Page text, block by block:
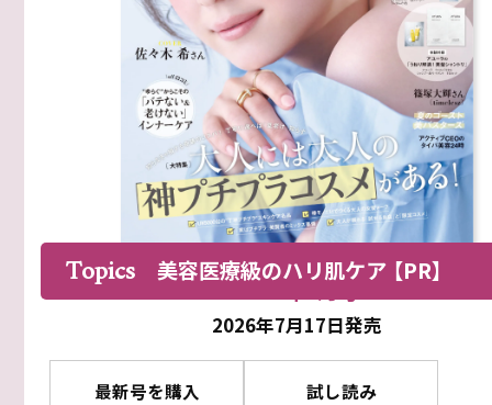
2026年9月号
2026年7月17日発売
最新号を購入 試し読み
Topics 美容医療級のハリ肌ケア【PR】